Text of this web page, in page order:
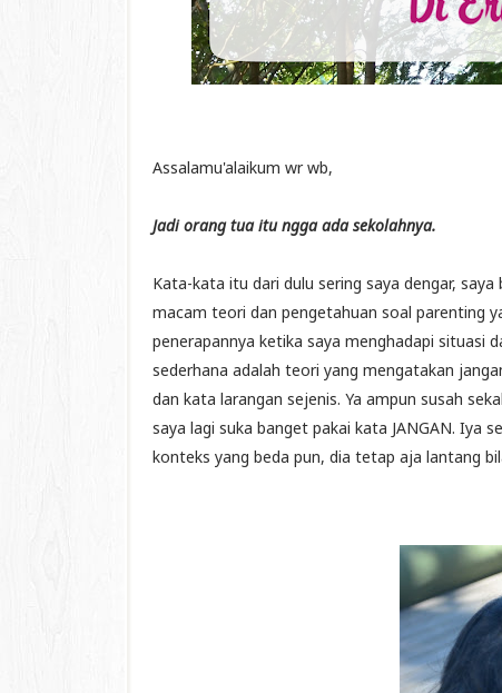
Assalamu'alaikum wr wb,
Jadi orang tua itu ngga ada sekolahnya.
Kata-kata itu dari dulu sering saya dengar,
macam teori dan pengetahuan soal parenting
penerapannya ketika saya menghadapi situasi
sederhana adalah teori yang mengatakan
dan kata larangan sejenis. Ya ampun susah
saya lagi suka banget pakai kata JANGAN. Iya
konteks yang beda pun, dia tetap aja lantang